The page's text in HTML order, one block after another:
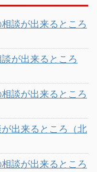
談が出来るところ
が出来るところ
談が出来るところ
出来るところ（北
談が出来るところ